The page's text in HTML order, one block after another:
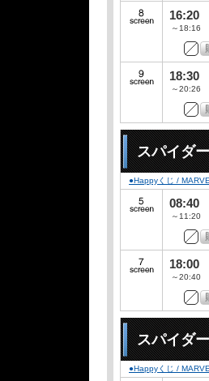
16:20
～18:16
18:30
～20:26
スパイダ
●Happyくじ /
08:40
～11:20
18:00
～20:40
スパイダ
●Happyくじ /